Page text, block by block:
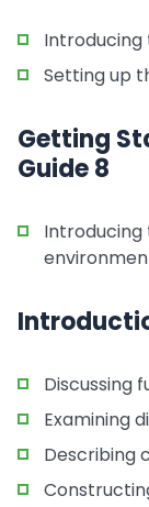
Introducing
Setting up
Getting
Guide 8
Introducing
Discussing
Examining
Describing